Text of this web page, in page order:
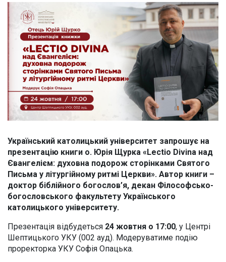
Український католицький університет запрошує на
презентацію книги о. Юрія Щурка «Lectio Divina над
Євангелієм: духовна подорож сторінками Святого
Письма у літургійному ритмі Церкви». Автор книги –
доктор біблійного богослов’я, декан Філософсько-
богословського факультету Українського
католицького університету.
Презентація відбудеться 24 жовтня о 17:00, у Центрі
Шептицького УКУ (002 ауд). Модеруватиме подію
проректорка УКУ Софія Опацька.